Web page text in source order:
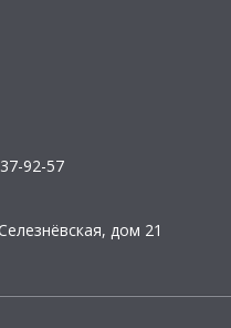
92-57
дом 21